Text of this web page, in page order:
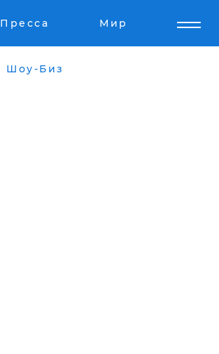
Пресса Мир
Шоу-Биз